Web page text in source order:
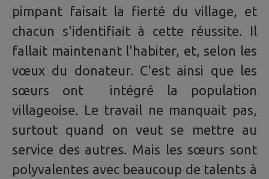
pimpant faisait la fierté du village, et
chacun s'identifiait à cette réussite. Il
fallait maintenant l'habiter, et, selon les
vœux du donateur. C'est ainsi que les
sœurs ont intégré la population
villageoise. Le travail ne manquait pas,
surtout quand on veut se mettre au
service des autres. Mais les sœurs sont
polyvalentes avec beaucoup de talents à